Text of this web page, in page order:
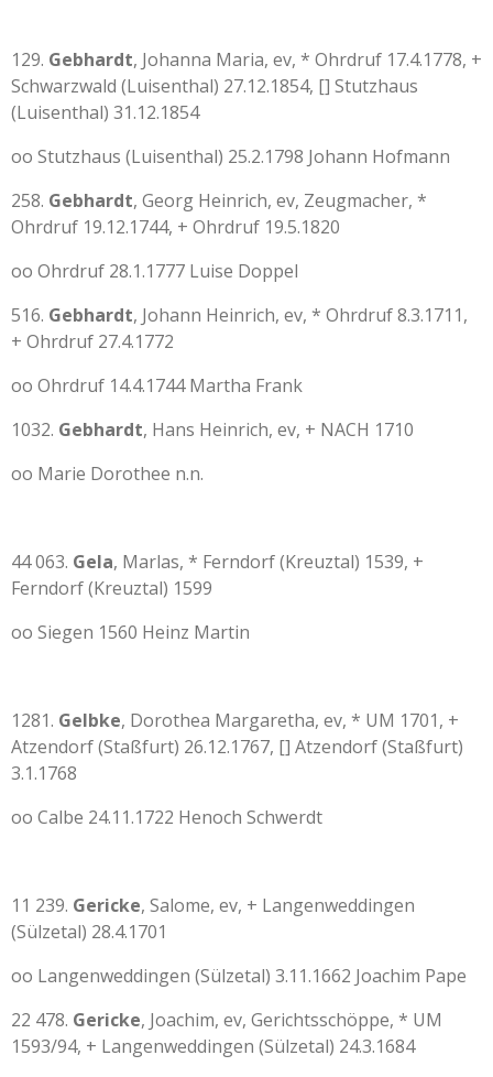
129. Gebhardt, Johanna Maria, ev, * Ohrdruf 17.4.1778, +
Schwarzwald (Luisenthal) 27.12.1854, [] Stutzhaus
(Luisenthal) 31.12.1854
oo Stutzhaus (Luisenthal) 25.2.1798 Johann Hofmann
258. Gebhardt, Georg Heinrich, ev, Zeugmacher, *
Ohrdruf 19.12.1744, + Ohrdruf 19.5.1820
oo Ohrdruf 28.1.1777 Luise Doppel
516. Gebhardt, Johann Heinrich, ev, * Ohrdruf 8.3.1711,
+ Ohrdruf 27.4.1772
oo Ohrdruf 14.4.1744 Martha Frank
1032. Gebhardt, Hans Heinrich, ev, + NACH 1710
oo Marie Dorothee n.n.
44 063. Gela, Marlas, * Ferndorf (Kreuztal) 1539, +
Ferndorf (Kreuztal) 1599
oo Siegen 1560 Heinz Martin
1281. Gelbke, Dorothea Margaretha, ev, * UM 1701, +
Atzendorf (Staßfurt) 26.12.1767, [] Atzendorf (Staßfurt)
3.1.1768
oo Calbe 24.11.1722 Henoch Schwerdt
11 239. Gericke, Salome, ev, + Langenweddingen
(Sülzetal) 28.4.1701
oo Langenweddingen (Sülzetal) 3.11.1662 Joachim Pape
22 478. Gericke, Joachim, ev, Gerichtsschöppe, * UM
1593/94, + Langenweddingen (Sülzetal) 24.3.1684